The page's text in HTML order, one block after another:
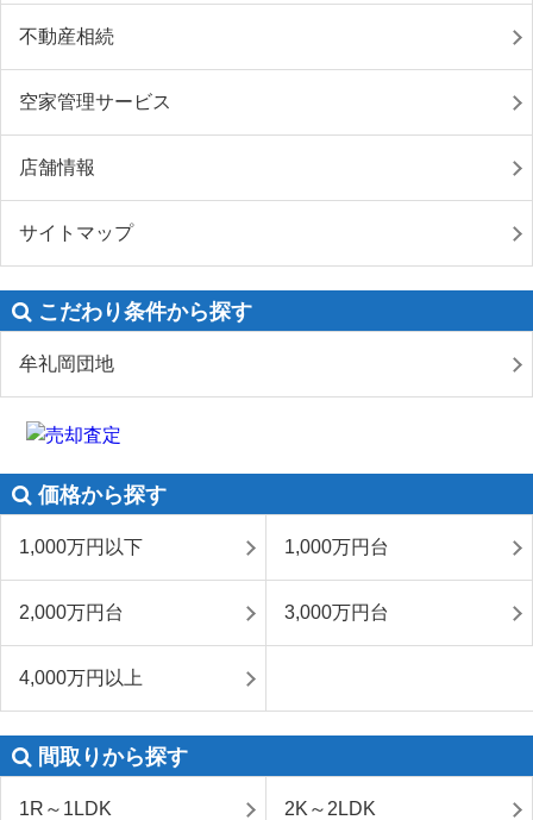
不動産相続
空家管理サービス
店舗情報
サイトマップ
こだわり条件から探す
牟礼岡団地
価格から探す
1,000万円以下 1,000万円台
2,000万円台 3,000万円台
4,000万円以上
間取りから探す
1R～1LDK 2K～2LDK